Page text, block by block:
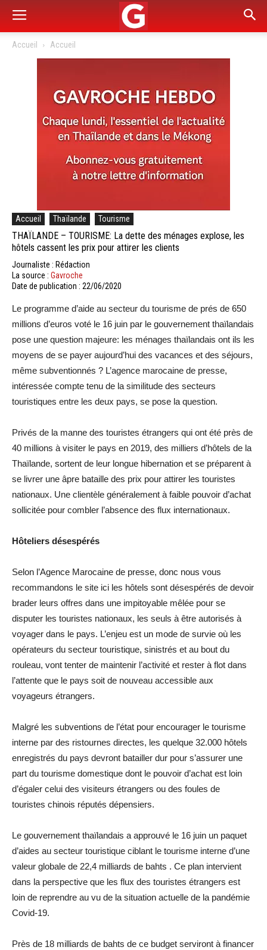
Accueil Accueil
Accueil Thaïlande Tourisme
THAÏLANDE – TOURISME: La dette des ménages explose, les
hôtels cassent les prix pour attirer les clients
Journaliste : Rédaction
La source : Gavroche
Date de publication : 22/06/2020
Le programme d’aide au secteur du tourisme de prés de 650
millions d’euros voté le 16 juin par le gouvernement thaïlandais
pose une question majeure: les ménages thaïlandais ont ils les
moyens de se payer aujourd’hui des vacances et des séjours,
même subventionnés ? L’agence marocaine de presse,
intéressée compte tenu de la similitude des secteurs
touristiques entre les deux pays, se pose la question.
Privés de la manne des touristes étrangers qui ont été près de
40 millions à visiter le pays en 2019, des milliers d’hôtels de la
Thaïlande, sortent de leur longue hibernation et se préparent à
se livrer une âpre bataille des prix pour attirer les touristes
nationaux. Une clientèle généralement à faible pouvoir d’achat
sollicitée pour combler l’absence des flux internationaux.
Hôteliers désespérés
Selon l’Agence Marocaine de presse, donc nous vous
recommandons le site ici les hôtels sont désespérés de devoir
brader leurs offres dans une impitoyable mêlée pour se
disputer les touristes nationaux, les seuls à être autorisés à
voyager dans le pays. L’enjeu est un mode de survie où les
opérateurs du secteur touristique, sinistrés et au bout du
rouleau, vont tenter de maintenir l’activité et rester à flot dans
l’attente que le pays soit de nouveau accessible aux
voyageurs étrangers.
Malgré les subventions de l’état pour encourager le tourisme
interne par des ristournes directes, les quelque 32.000 hôtels
enregistrés du pays devront batailler dur pour s’assurer une
part du tourisme domestique dont le pouvoir d’achat est loin
d’égaler celui des visiteurs étrangers ou des foules de
touristes chinois réputés dépensiers.
Le gouvernement thaïlandais a approuvé le 16 juin un paquet
d’aides au secteur touristique ciblant le tourisme interne d’une
valeur globale de 22,4 milliards de bahts . Ce plan intervient
dans la perspective que les flux des touristes étrangers est
loin de reprendre au vu de la situation actuelle de la pandémie
Covid-19.
Près de 18 milliards de bahts de ce budget serviront à financer